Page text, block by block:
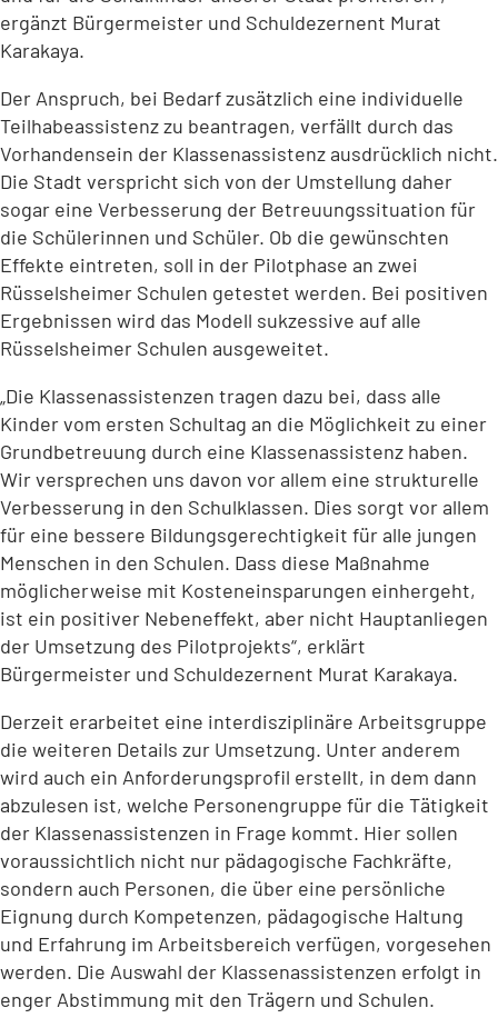
ergänzt Bürgermeister und Schuldezernent Murat
Karakaya.
Der Anspruch, bei Bedarf zusätzlich eine individuelle
Teilhabeassistenz zu beantragen, verfällt durch das
Vorhandensein der Klassenassistenz ausdrücklich nicht.
Die Stadt verspricht sich von der Umstellung daher
sogar eine Verbesserung der Betreuungssituation für
die Schülerinnen und Schüler. Ob die gewünschten
Effekte eintreten, soll in der Pilotphase an zwei
Rüsselsheimer Schulen getestet werden. Bei positiven
Ergebnissen wird das Modell sukzessive auf alle
Rüsselsheimer Schulen ausgeweitet.
„Die Klassenassistenzen tragen dazu bei, dass alle
Kinder vom ersten Schultag an die Möglichkeit zu einer
Grundbetreuung durch eine Klassenassistenz haben.
Wir versprechen uns davon vor allem eine strukturelle
Verbesserung in den Schulklassen. Dies sorgt vor allem
für eine bessere Bildungsgerechtigkeit für alle jungen
Menschen in den Schulen. Dass diese Maßnahme
möglicherweise mit Kosteneinsparungen einhergeht,
ist ein positiver Nebeneffekt, aber nicht Hauptanliegen
der Umsetzung des Pilotprojekts“, erklärt
Bürgermeister und Schuldezernent Murat Karakaya.
Derzeit erarbeitet eine interdisziplinäre Arbeitsgruppe
die weiteren Details zur Umsetzung. Unter anderem
wird auch ein Anforderungsprofil erstellt, in dem dann
abzulesen ist, welche Personengruppe für die Tätigkeit
der Klassenassistenzen in Frage kommt. Hier sollen
voraussichtlich nicht nur pädagogische Fachkräfte,
sondern auch Personen, die über eine persönliche
Eignung durch Kompetenzen, pädagogische Haltung
und Erfahrung im Arbeitsbereich verfügen, vorgesehen
werden. Die Auswahl der Klassenassistenzen erfolgt in
enger Abstimmung mit den Trägern und Schulen.